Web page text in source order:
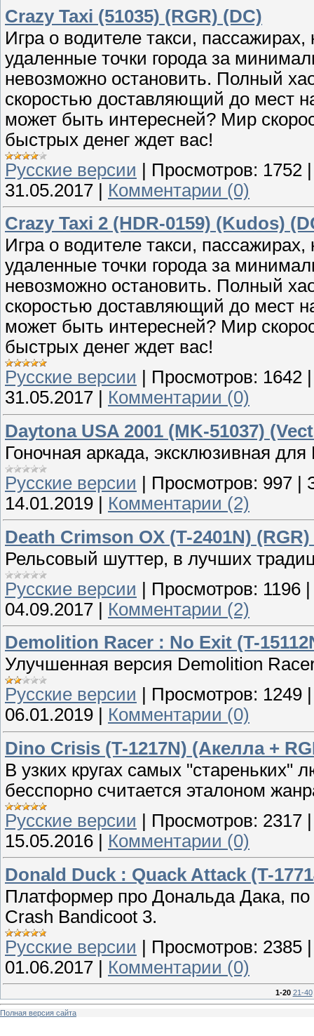
Crazy Taxi (51035) (RGR) (DC)
Игра о водителе такси,
удаленные точки города за
невозможно остановить. Полный
скоростью доставляющий до мест
может быть интересней? Мир
быстрых денег ждет вас!
Русские версии | Просмотров: 1752
31.05.2017 | Комментарии (0)
Crazy Taxi 2 (HDR-0159) (Kudos)
Игра о водителе такси,
удаленные точки города за
невозможно остановить. Полный
скоростью доставляющий до мест
может быть интересней? Мир
быстрых денег ждет вас!
Русские версии
Просмотров: 1642
31.05.2017
Комментарии (0)
Daytona USA 2001 (MK-51037)
Гоночная аркада, эксклюзивная
Русские версии
Просмотров: 997
14.01.2019
Комментарии (2)
Death Crimson OX (T-2401N) (RGR)
Рельсовый шуттер, в лучших
Русские версии | Просмотров: 1196
04.09.2017 | Комментарии (2)
Demolition Racer : No Exit (T-
Улучшенная версия Demolition
Русские версии
Просмотров: 1249
06.01.2019
Комментарии (0)
Dino Crisis (T-1217N) (Акелла +
В узких кругах самых
бесспорно считается эталоном
Русские версии
Просмотров: 2317
15.05.2016
Комментарии (0)
Donald Duck : Quack Attack (T-
Платформер про Дональда Дака,
Crash Bandicoot 3.
Русские версии | Просмотров: 2385
01.06.2017 | Комментарии (0)
1-20 21-40
Полная версия сайта